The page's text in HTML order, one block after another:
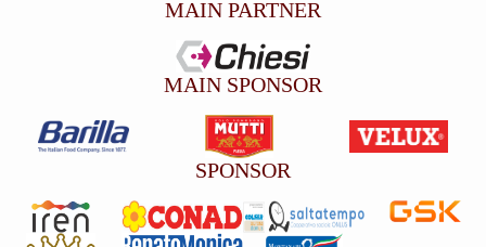
MAIN PARTNER
MAIN SPONSOR
SPONSOR